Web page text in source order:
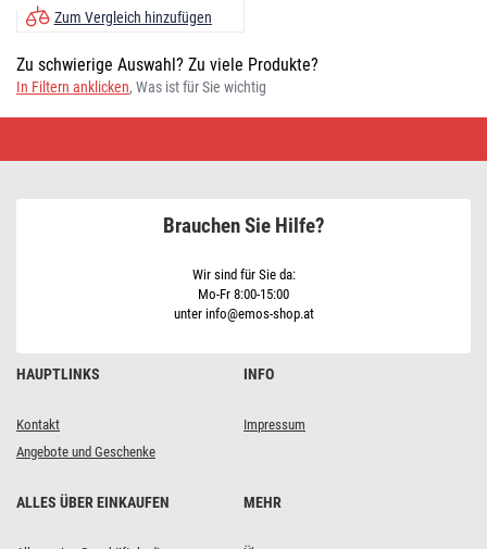
Zum Vergleich hinzufügen
Zu schwierige Auswahl? Zu viele Produkte?
In Filtern anklicken, Was ist für Sie wichtig
HAUPTLINKS
Kontakt
Angebote und Geschenke
INFO
Impressum
ALLES ÜBER EINKAUFEN MEHR
Brauchen Sie Hilfe?
Wir sind für Sie da:
Mo-Fr 8:00-15:00
unter info@emos-shop.at